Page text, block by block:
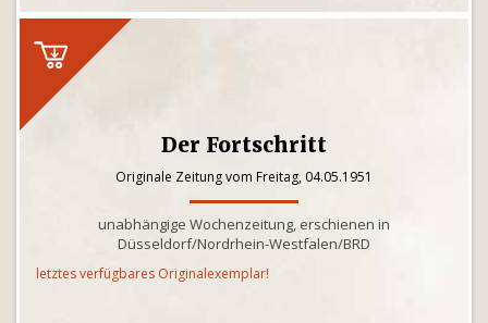
Der Fortschritt
Originale Zeitung vom Freitag, 04.05.1951
unabhängige Wochenzeitung, erschienen in
Düsseldorf/Nordrhein-Westfalen/BRD
letztes verfügbares Originalexemplar!